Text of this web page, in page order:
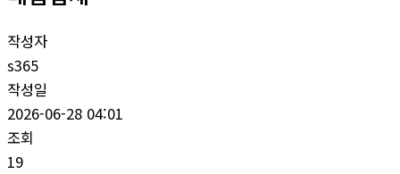
작성자
s365
작성일
2026-06-28 04:01
조회
19